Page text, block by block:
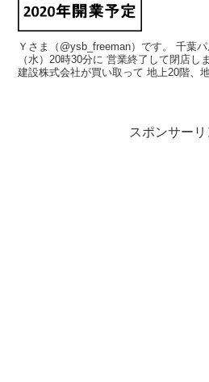
Ｙさま（@ysb_freeman）です。 千葉パルコが 2016年11月30日
（水）20時30分に 営業終了して閉店しますね。 その跡
建設株式会社が買い取って 地上20階、
スポンサーリ